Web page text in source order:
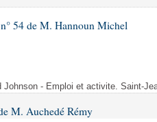
54 de M. Hannoun Michel
Johnson - Emploi et activite. Saint-
M. Auchedé Rémy